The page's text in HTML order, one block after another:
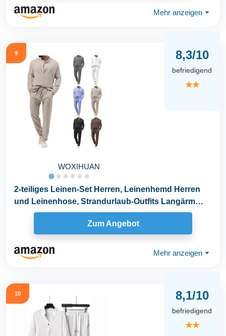
Mehr anzeigen ⏷
9
WOXIHUAN
8,3/10
befriedigend
★★
2-teiliges Leinen-Set Herren, Leinenhemd Herren
und Leinenhose, Strandurlaub-Outfits Langärm
Leinen...
Zum Angebot
Mehr anzeigen ⏷
10 8,1/10
befriedigend
★★